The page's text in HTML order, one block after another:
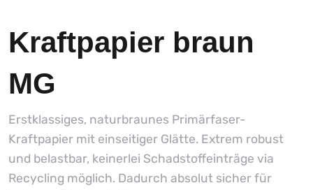
Kraftpapier braun
MG
Erstklassiges, naturbraunes Primärfaser-
Kraftpapier mit einseitiger Glätte. Extrem robust
und belastbar, keinerlei Schadstoffeinträge via
Recycling möglich. Dadurch absolut sicher für